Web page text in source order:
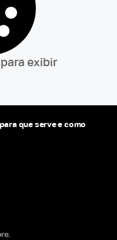
exibir
que serve e como